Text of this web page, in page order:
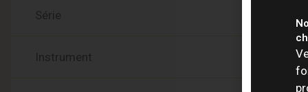
Série
Instrument